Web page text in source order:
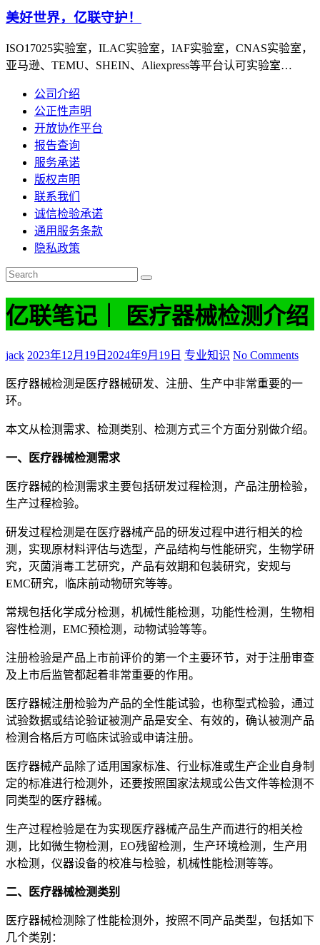
美好世界，亿联守护！
ISO17025实验室，ILAC实验室，IAF实验室，CNAS实验室，
亚马逊、TEMU、SHEIN、Aliexpress等平台认可实验室…
公司介绍
公正性声明
开放协作平台
报告查询
服务承诺
版权声明
联系我们
诚信检验承诺
通用服务条款
隐私政策
亿联笔记｜ 医疗器械检测介绍
jack 2023年12月19日 2024年9月19日 专业知识 No Comments
医疗器械检测是医疗器械研发、注册、生产中非常重要的一
环。
本文从检测需求、检测类别、检测方式三个方面分别做介绍。
一、医疗器械检测需求
医疗器械的检测需求主要包括研发过程检测，产品注册检验，
生产过程检验。
研发过程检测是在医疗器械产品的研发过程中进行相关的检
测，实现原材料评估与选型，产品结构与性能研究，生物学研
究，灭菌消毒工艺研究，产品有效期和包装研究，安规与
EMC研究，临床前动物研究等等。
常规包括化学成分检测，机械性能检测，功能性检测，生物相
容性检测，EMC预检测，动物试验等等。
注册检验是产品上市前评价的第一个主要环节，对于注册审查
及上市后监管都起着非常重要的作用。
医疗器械注册检验为产品的全性能试验，也称型式检验，通过
试验数据或结论验证被测产品是安全、有效的，确认被测产品
检测合格后方可临床试验或申请注册。
医疗器械产品除了适用国家标准、行业标准或生产企业自身制
定的标准进行检测外，还要按照国家法规或公告文件等检测不
同类型的医疗器械。
生产过程检验是在为实现医疗器械产品生产而进行的相关检
测，比如微生物检测，EO残留检测，生产环境检测，生产用
水检测，仪器设备的校准与检验，机械性能检测等等。
二、医疗器械检测类别
医疗器械检测除了性能检测外，按照不同产品类型，包括如下
几个类别：